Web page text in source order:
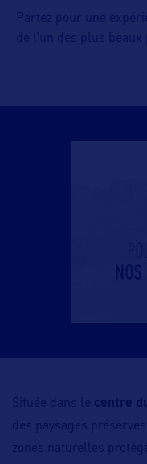
Partez pour une
de l’un des plus
Située dans le centre
des paysages
zones naturelles